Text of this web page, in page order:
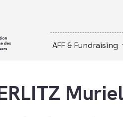
AFF & Fundraising
Muriel